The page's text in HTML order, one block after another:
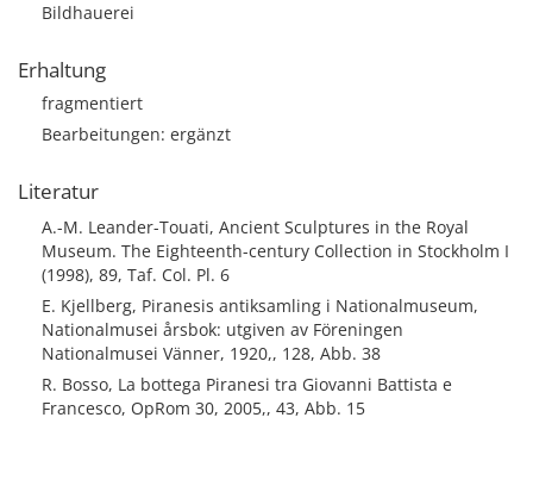
Bildhauerei
Erhaltung
fragmentiert
Bearbeitungen: ergänzt
Literatur
A.-M. Leander-Touati, Ancient Sculptures in the Royal
Museum. The Eighteenth-century Collection in Stockholm I
(1998), 89, Taf. Col. Pl. 6
E. Kjellberg, Piranesis antiksamling i Nationalmuseum,
Nationalmusei årsbok: utgiven av Föreningen
Nationalmusei Vänner, 1920,, 128, Abb. 38
R. Bosso, La bottega Piranesi tra Giovanni Battista e
Francesco, OpRom 30, 2005,, 43, Abb. 15